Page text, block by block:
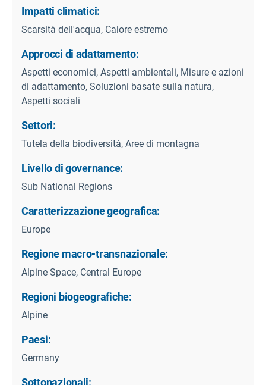
Impatti climatici:
Scarsità dell'acqua, Calore estremo
Approcci di adattamento:
Aspetti economici, Aspetti ambientali, Misure e azioni
di adattamento, Soluzioni basate sulla natura,
Aspetti sociali
Settori:
Tutela della biodiversità, Aree di montagna
Livello di governance:
Sub National Regions
Caratterizzazione geografica:
Europe
Regione macro-transnazionale:
Alpine Space, Central Europe
Regioni biogeografiche:
Alpine
Paesi:
Germany
Sottonazionali: